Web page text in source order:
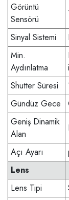
Görüntü
Sensörü
Sinyal Sistemi
Min.
Aydınlatma
Shutter Süresi
Gündüz Gece
Geniş Dinamik
Alan
Açı Ayarı
Lens
Lens Tipi